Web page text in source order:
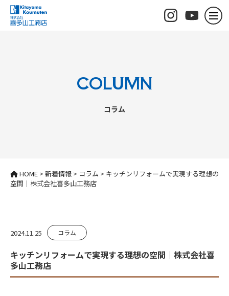
COLUMN
コラム
HOME > 新着情報 > コラム > キッチンリフォームで実現する理想の
空間｜株式会社喜多山工務店
2024.11.25 コラム
キッチンリフォームで実現する理想の空間｜株式会社喜
多山工務店